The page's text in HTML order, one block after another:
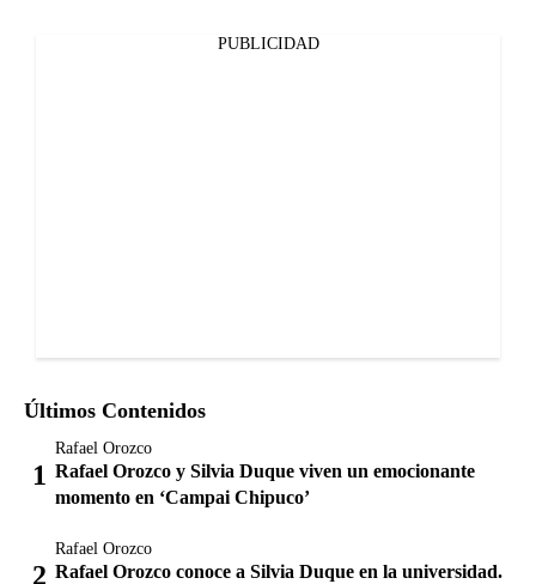
PUBLICIDAD
Últimos Contenidos
Rafael Orozco
Rafael Orozco y Silvia Duque viven un emocionante
momento en ‘Campai Chipuco’
Rafael Orozco
Rafael Orozco conoce a Silvia Duque en la universidad.